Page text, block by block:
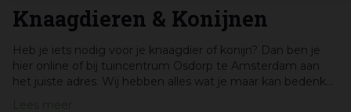
Knaagdieren & Konijnen
Heb je iets nodig voor je knaagdier of konijn? Dan ben je
hier online of bij tuincentrum Osdorp te Amsterdam aan
het juiste adres. Wij hebben alles wat je maar kan bedenk...